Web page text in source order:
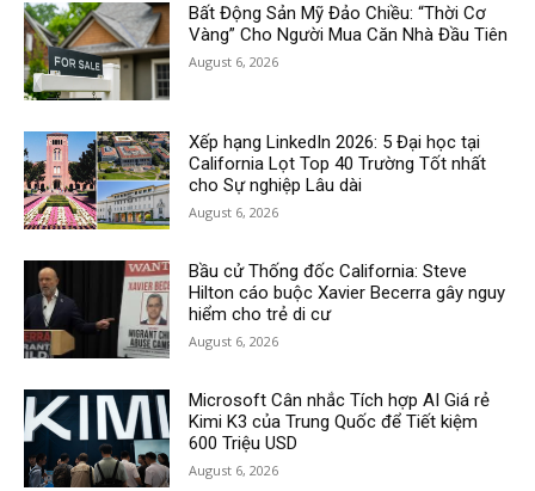
Bất Động Sản Mỹ Đảo Chiều: “Thời Cơ
Vàng” Cho Người Mua Căn Nhà Đầu Tiên
August 6, 2026
Xếp hạng LinkedIn 2026: 5 Đại học tại
California Lọt Top 40 Trường Tốt nhất
cho Sự nghiệp Lâu dài
August 6, 2026
Bầu cử Thống đốc California: Steve
Hilton cáo buộc Xavier Becerra gây nguy
hiểm cho trẻ di cư
August 6, 2026
Microsoft Cân nhắc Tích hợp AI Giá rẻ
Kimi K3 của Trung Quốc để Tiết kiệm
600 Triệu USD
August 6, 2026